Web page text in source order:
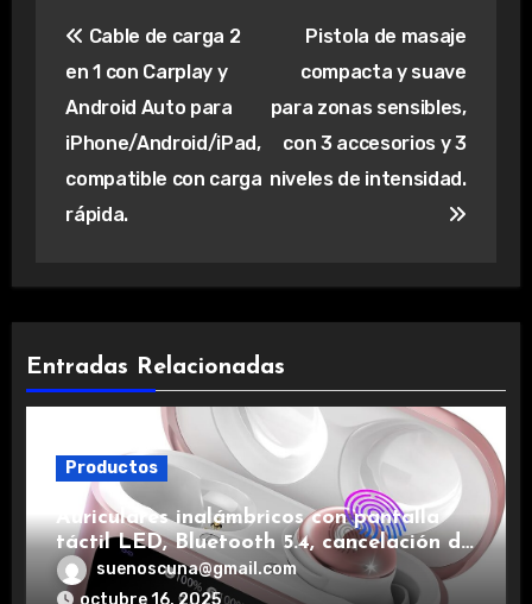
de
entradas
Cable de carga 2
en 1 con Carplay y
Android Auto para
iPhone/Android/iPad,
compatible con carga
rápida.
Pistola de masaje
compacta y suave
para zonas sensibles,
con 3 accesorios y 3
niveles de intensidad.
Entradas Relacionadas
Productos
Auriculares inalámbricos con pantalla
táctil LED, Bluetooth 5.4, cancelación de
ruido, impermeables y de larga duración.
suenoscuna@gmail.com
octubre 16, 2025